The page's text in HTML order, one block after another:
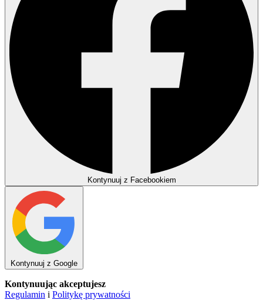
Kontynuuj z Facebookiem
Kontynuuj z Google
Kontynuując akceptujesz
Regulamin i Politykę prywatności